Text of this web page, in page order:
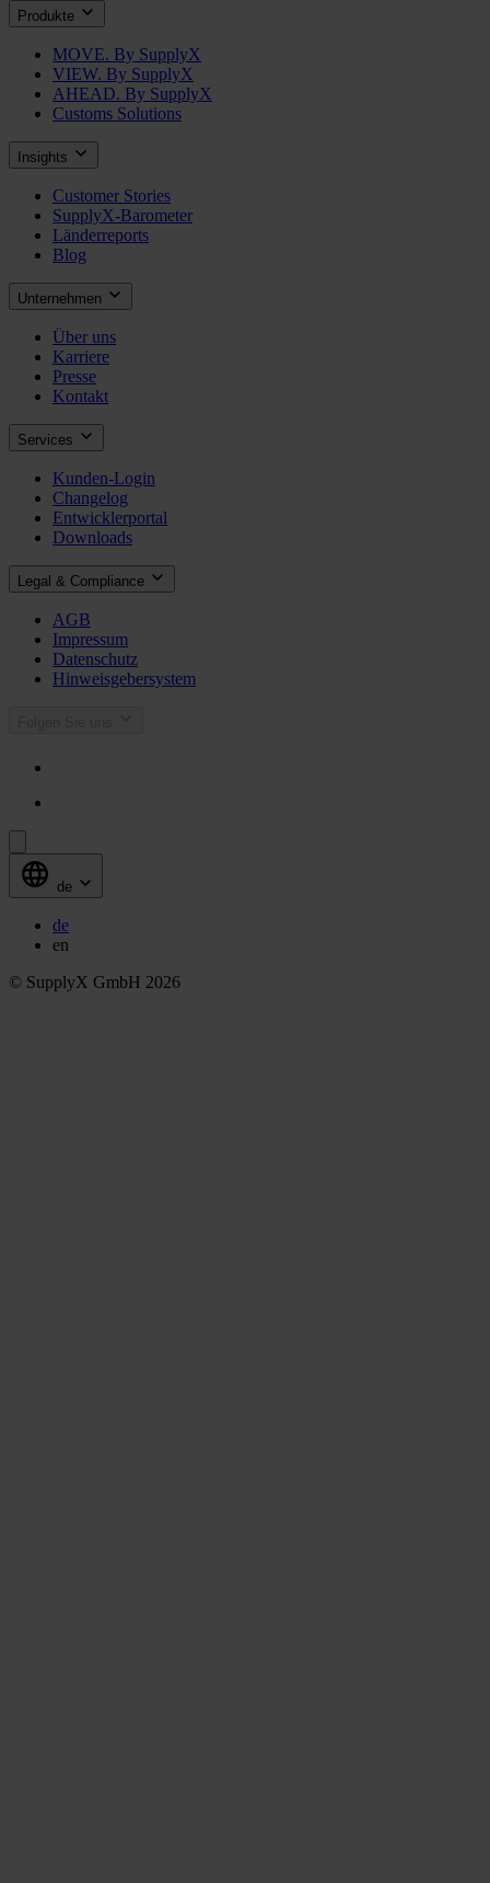
Produkte
MOVE. By SupplyX
VIEW. By SupplyX
AHEAD. By SupplyX
Customs Solutions
Insights
Customer Stories
SupplyX-Barometer
Länderreports
Blog
Unternehmen
Über uns
Karriere
Presse
Kontakt
Services
Kunden-Login
Changelog
Entwicklerportal
Downloads
Legal & Compliance
AGB
Impressum
Datenschutz
Hinweisgebersystem
de
de
en
© SupplyX GmbH 2026